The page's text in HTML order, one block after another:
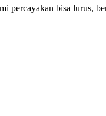
bisa lurus,